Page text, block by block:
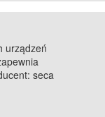
urządzeń
seca